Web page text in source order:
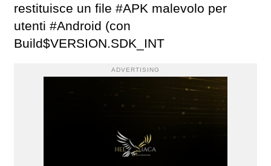
restituisce un file #APK malevolo per
utenti #Android (con
Build$VERSION.SDK_INT
ADVERTISING